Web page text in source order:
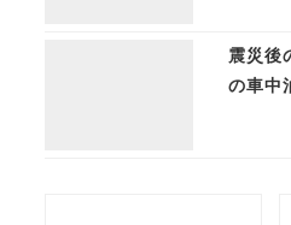
震災後
の車中